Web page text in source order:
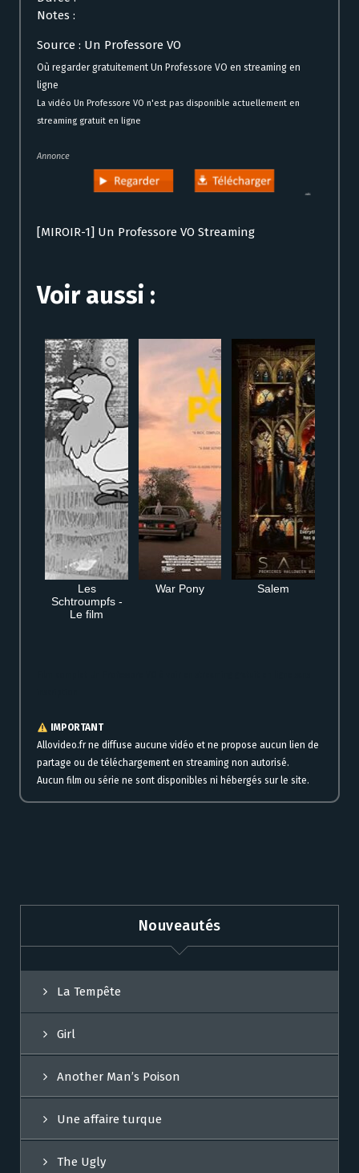
Notes :
Source : Un Professore VO
Où regarder gratuitement Un Professore VO en streaming en
ligne
La vidéo Un Professore VO n'est pas disponible actuellement en
streaming gratuit en ligne
Annonce
[MIROIR-1] Un Professore VO Streaming
Voir aussi :
Les
Schtroumpfs -
Le film
War Pony Salem
IMPORTANT
Allovideo.fr ne diffuse aucune vidéo et ne propose aucun lien de
partage ou de téléchargement en streaming non autorisé.
Aucun film ou série ne sont disponibles ni hébergés sur le site.
Nouveautés
La Tempête
Girl
Another Man’s Poison
Une affaire turque
The Ugly